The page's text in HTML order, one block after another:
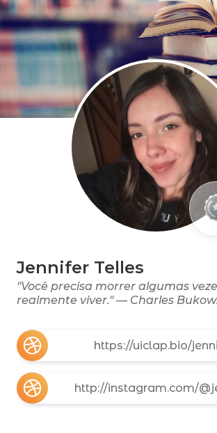
Jennifer Telles
"Você precisa morrer algumas
realmente viver." — Charles
https://uiclap.bio/
http://instagram.com/